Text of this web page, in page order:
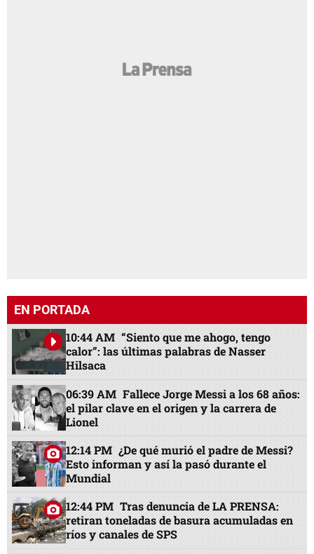
EN PORTADA
10:44 AM “Siento que me ahogo, tengo
calor”: las últimas palabras de Nasser
Hilsaca
06:39 AM Fallece Jorge Messi a los 68 años:
el pilar clave en el origen y la carrera de
Lionel
12:14 PM ¿De qué murió el padre de Messi?
Esto informan y así la pasó durante el
Mundial
12:44 PM Tras denuncia de LA PRENSA:
retiran toneladas de basura acumuladas en
ríos y canales de SPS